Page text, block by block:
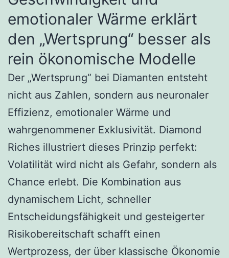
emotionaler Wärme erklärt
den „Wertsprung“ besser als
rein ökonomische Modelle
Der „Wertsprung“ bei Diamanten entsteht
nicht aus Zahlen, sondern aus neuronaler
Effizienz, emotionaler Wärme und
wahrgenommener Exklusivität. Diamond
Riches illustriert dieses Prinzip perfekt:
Volatilität wird nicht als Gefahr, sondern als
Chance erlebt. Die Kombination aus
dynamischem Licht, schneller
Entscheidungsfähigkeit und gesteigerter
Risikobereitschaft schafft einen
Wertprozess, der über klassische Ökonomie